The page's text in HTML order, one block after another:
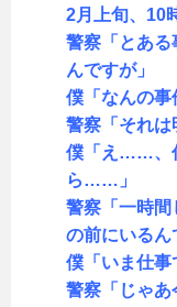
2月上旬、10
警察「とある
んですが」
僕「なんの事
警察「それは
僕「え……、
ら……」
警察「一時間
の前にいるん
僕「いま仕
警察「じゃあ